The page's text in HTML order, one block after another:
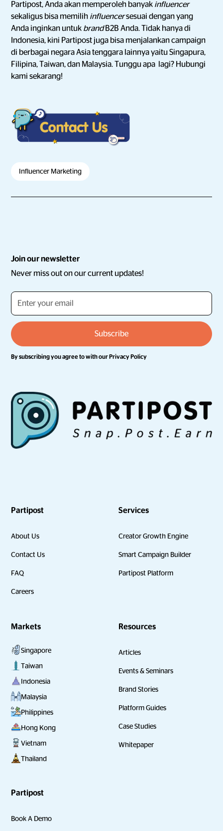
Partipost, Anda akan memperoleh banyak influencer
sekaligus bisa memilih influencersesuai dengan yang
Anda inginkan untuk brandB2B Anda. Tidak hanya di
Indonesia, kini Partipost juga bisa menjalankan campaign
di berbagai negara Asia tenggara lainnya yaitu Singapura,
Filipina, Taiwan, dan Malaysia. Tunggu apa lagi? Hubungi
kami sekarang!
Influencer Marketing
Join our newsletter
Never miss out on our current updates!
By subscribing you agree to with ourPrivacy Policy
Partipost
About Us
Contact Us
FAQ
Careers
Services
Creator Growth Engine
Smart Campaign Builder
Partipost Platform
Markets
Singapore
Taiwan
Indonesia
Malaysia
Philippines
Hong Kong
Vietnam
Thailand
Resources
Articles
Events & Seminars
Brand Stories
Platform Guides
Case Studies
Whitepaper
Partipost
Book A Demo